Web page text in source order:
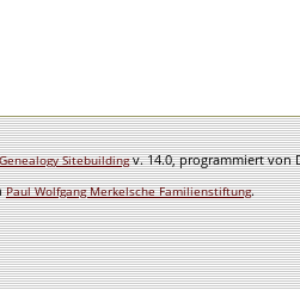
Sitebuildingv. 14.0, programmiert von
Paul Wolfgang Merkelsche Familienstiftung.